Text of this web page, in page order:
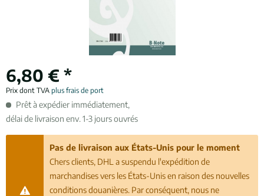
6,80 € *
Prix dont TVA plus frais de port
Prêt à expédier immédiatement,
délai de livraison env. 1-3 jours ouvrés
Pas de livraison aux États-Unis pour le moment
Chers clients, DHL a suspendu l'expédition de
marchandises vers les États-Unis en raison des nouvelles
conditions douanières. Par conséquent, nous ne